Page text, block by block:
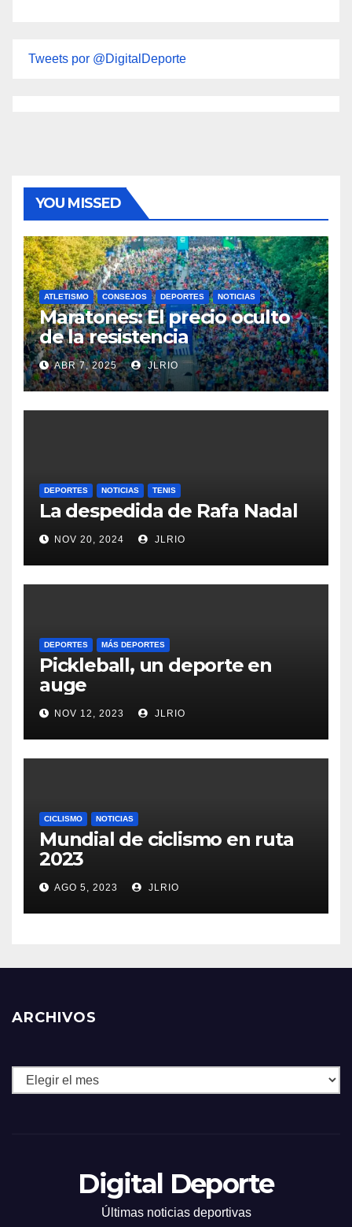
Tweets por @DigitalDeporte
YOU MISSED
ATLETISMO CONSEJOS DEPORTES NOTICIAS
Maratones: El precio oculto
de la resistencia
ABR 7, 2025 JLRIO
DEPORTES NOTICIAS TENIS
La despedida de Rafa Nadal
NOV 20, 2024 JLRIO
DEPORTES MÁS DEPORTES
Pickleball, un deporte en
auge
NOV 12, 2023 JLRIO
CICLISMO NOTICIAS
Mundial de ciclismo en ruta
2023
AGO 5, 2023 JLRIO
ARCHIVOS
Archivos
Digital Deporte
Últimas noticias deportivas